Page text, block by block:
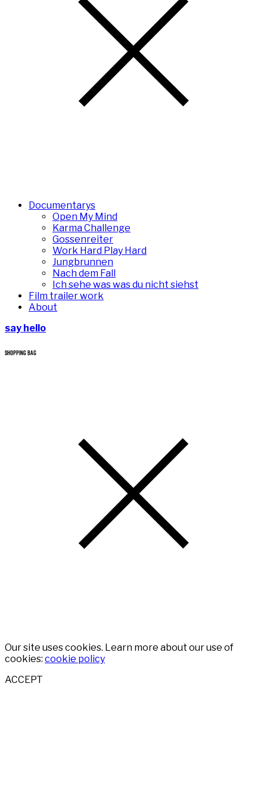
Documentarys
Open My Mind
Karma Challenge
Gossenreiter
Work Hard Play Hard
Jungbrunnen
Nach dem Fall
Ich sehe was was du nicht siehst
Film trailer work
About
say hello
SHOPPING BAG
Our site uses cookies. Learn more about our use of
cookies: cookie policy
ACCEPT